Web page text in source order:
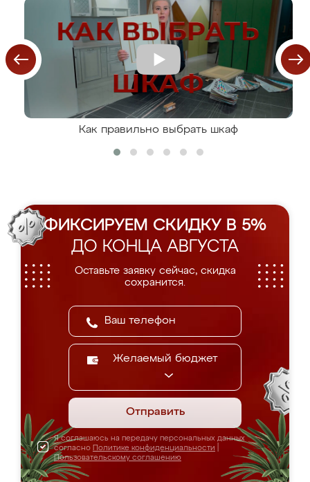
Как правильно выбрать шкаф
ФИКСИРУЕМ СКИДКУ В 5%
ДО КОНЦА АВГУСТА
Оставьте заявку сейчас, скидка
сохранится.
Желаемый бюджет
Отправить
Я соглашаюсь на передачу персональных данных
согласно Политике конфиденциальности
Пользовательскому соглашению